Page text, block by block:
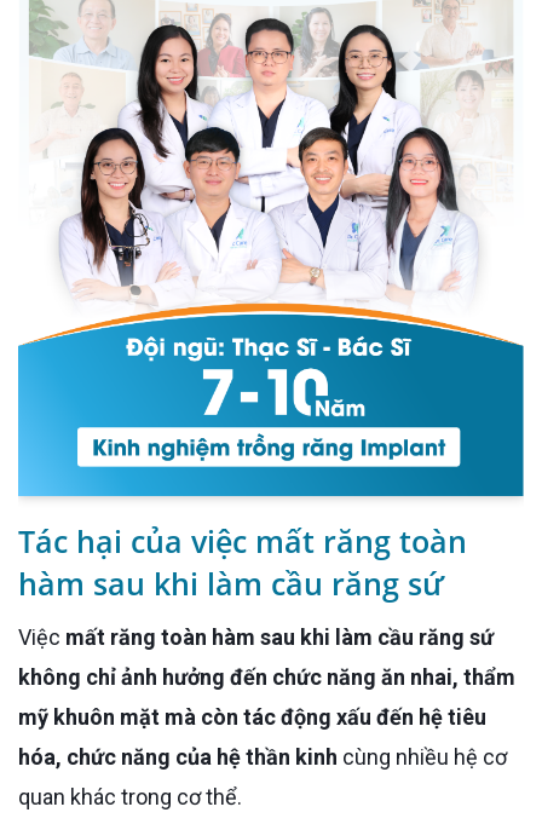
Tác hại của việc mất răng toàn
hàm sau khi làm cầu răng sứ
Việc mất răng toàn hàm sau khi làm cầu răng sứ
không chỉ ảnh hưởng đến chức năng ăn nhai, thẩm
mỹ khuôn mặt mà còn tác động xấu đến hệ tiêu
hóa, chức năng của hệ thần kinh cùng nhiều hệ cơ
quan khác trong cơ thể.